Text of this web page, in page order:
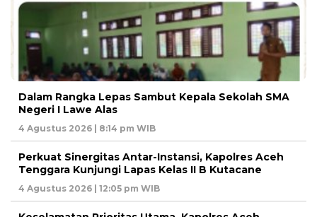
Dalam Rangka Lepas Sambut Kepala Sekolah SMA
Negeri I Lawe Alas
4 Agustus 2026 | 8:14 pm WIB
Perkuat Sinergitas Antar-Instansi, Kapolres Aceh
Tenggara Kunjungi Lapas Kelas II B Kutacane
4 Agustus 2026 | 12:05 pm WIB